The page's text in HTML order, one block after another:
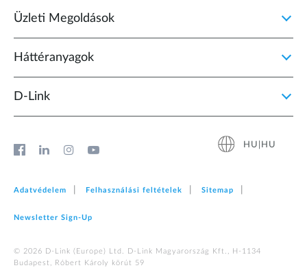
Üzleti Megoldások
Háttéranyagok
D‑Link
HU|HU
Adatvédelem Felhasználási feltételek Sitemap
Newsletter Sign‑Up
© 2026 D‑Link (Europe) Ltd. D-Link Magyarország Kft., H-1134
Budapest, Róbert Károly körút 59